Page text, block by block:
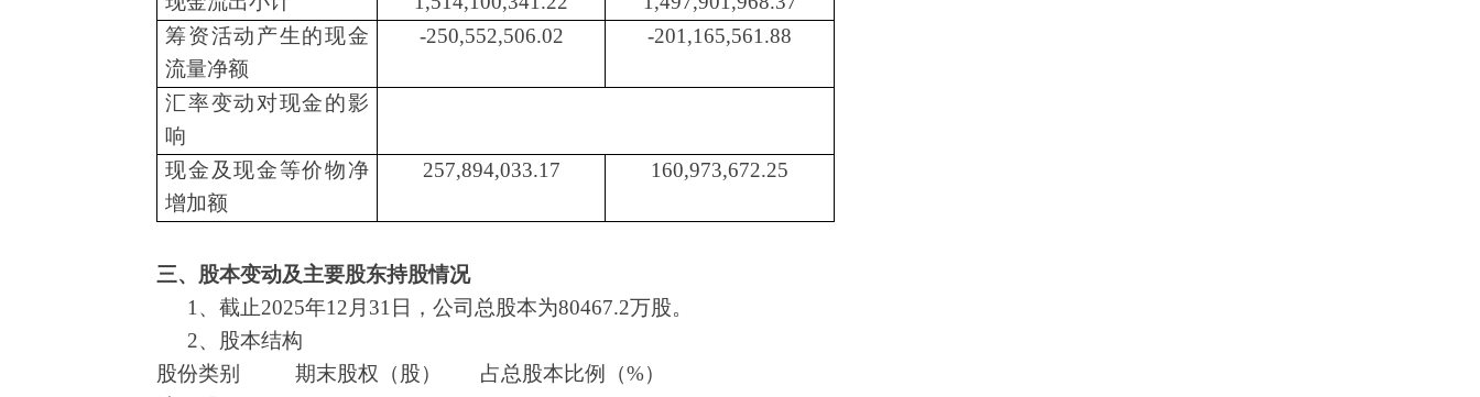
筹资活动产生的现金
流量净额
-250,552,506.02 -201,165,561.88
汇率变动对现金的影
响
现金及现金等价物净
增加额
257,894,033.17 160,973,672.25
三、股本变动及主要股东持股情况
1、截止2025年12月31日，公司总股本为80467.2万股。
2、股本结构
股份类别
期末股权（股） 占总股本比例（%）